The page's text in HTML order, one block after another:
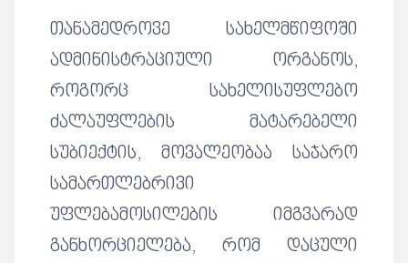
თანამედროვე სახელმწიფოში
ადმინისტრაციული ორგანოს,
როგორც სახელისუფლებო
ძალაუფლების მატარებელი
სუბიექტის, მოვალეობაა საჯარო
სამართლებრივი
უფლებამოსილების იმგვარად
განხორციელება, რომ დაცული